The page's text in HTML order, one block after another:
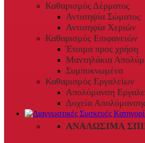
Καθαρισμός Δέρματος
Αντισηψία Σώματος
Αντισηψία Χεριών
Καθαρισμός Επιφανειών
Έτοιμα προς χρήση
Μαντηλάκια
Συμπυκνωμένα
Καθαρισμός Εργαλείων
Απολύμανση
Δοχεία
ΑΝΑΛΏΣΙΜΑ